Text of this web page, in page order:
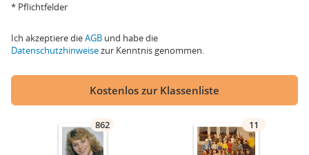
* Pflichtfelder
Ich akzeptiere dieAGB und habe die
Datenschutzhinweisezur Kenntnis genommen.
Kostenlos zur Klassenliste
862 11